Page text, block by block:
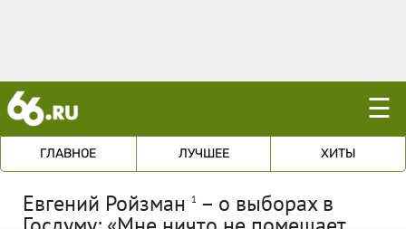
☰
ГЛАВНОЕ ЛУЧШЕЕ ХИТЫ
Евгений Ройзман 1 – о выборах в